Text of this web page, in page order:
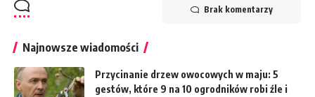
Brak komentarzy
Najnowsze wiadomości
Przycinanie drzew owocowych w maju: 5
gestów, które 9 na 10 ogrodników robi źle i